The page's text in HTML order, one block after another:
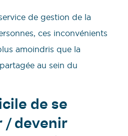
de gestion de la
ces inconvénients
amoindris que la
au sein du
de se
/ devenir